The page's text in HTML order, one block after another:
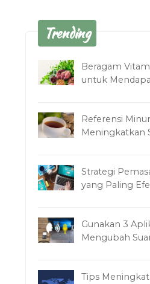
Trending
Beragam
untuk
Referensi
Meningkatkan
Strategi
yang Paling
Gunakan 3
Mengubah
Tips